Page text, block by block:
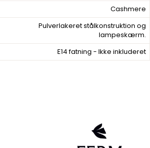
Cashmere
Pulverlakeret stålkonstruktion og
lampeskærm.
E14 fatning - Ikke inkluderet